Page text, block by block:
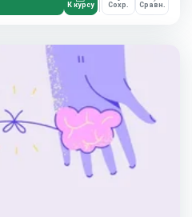
К курсу Сохр. Сравн.